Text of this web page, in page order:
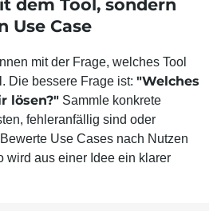
dem Tool, sondern
Use Case
mit der Frage, welches Tool
Die bessere Frage ist: "Welches
lösen?" Sammle konkrete
fehleranfällig sind oder
Use Cases nach Nutzen
wird aus einer Idee ein klarer